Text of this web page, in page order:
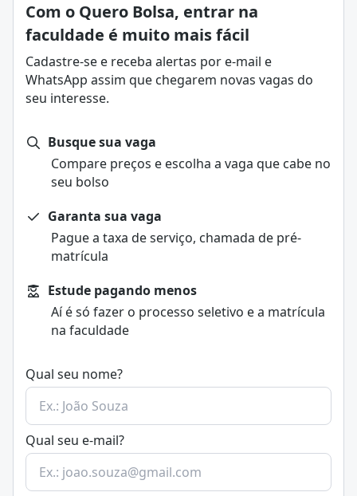
Com o Quero Bolsa, entrar na
faculdade é muito mais fácil
Cadastre-se e receba alertas por e-mail e
WhatsApp assim que chegarem novas vagas do
seu interesse.
Busque sua vaga
Compare preços e escolha a vaga que cabe no
seu bolso
Garanta sua vaga
Pague a taxa de serviço, chamada de pré-
matrícula
Estude pagando menos
Aí é só fazer o processo seletivo e a matrícula
na faculdade
Qual seu nome?
Qual seu e-mail?